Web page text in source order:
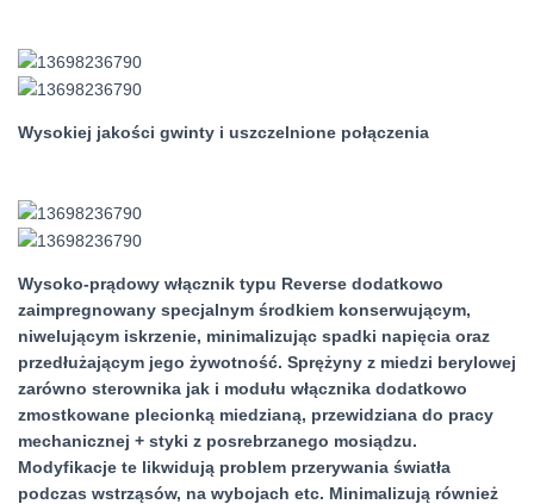
Wysokiej jakości gwinty i uszczelnione połączenia
Wysoko-prądowy włącznik typu Reverse dodatkowo
zaimpregnowany specjalnym środkiem konserwującym,
niwelującym iskrzenie, minimalizując spadki napięcia oraz
przedłużającym jego żywotność. Sprężyny z miedzi berylowej
zarówno sterownika jak i modułu włącznika dodatkowo
zmostkowane plecionką miedzianą, przewidziana do pracy
mechanicznej + styki z posrebrzanego mosiądzu.
Modyfikacje te likwidują problem przerywania światła
podczas wstrząsów, na wybojach etc. Minimalizują również